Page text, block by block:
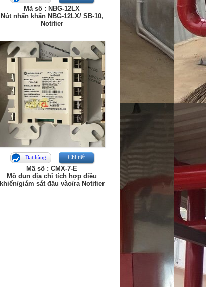
Mã số : NBG-12LX
Nút nhấn khẩn NBG-12LX/ SB-10,
Notifier
Đặt hàng Chi tiết
Mã số : CMX-7-E
Mô đun địa chỉ tích hợp điều
khiển/giám sát đầu vào/ra Notifier